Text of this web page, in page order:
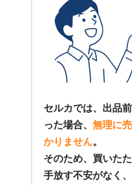
セルカでは、出品
った場合、 無理に
かりません。
そのため、買いた
手放す不安がなく、